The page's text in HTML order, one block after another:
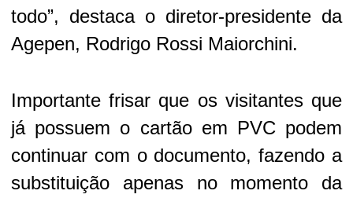
todo”, destaca o diretor-presidente da
Agepen, Rodrigo Rossi Maiorchini.
Importante frisar que os visitantes que
já possuem o cartão em PVC podem
continuar com o documento, fazendo a
substituição apenas no momento da